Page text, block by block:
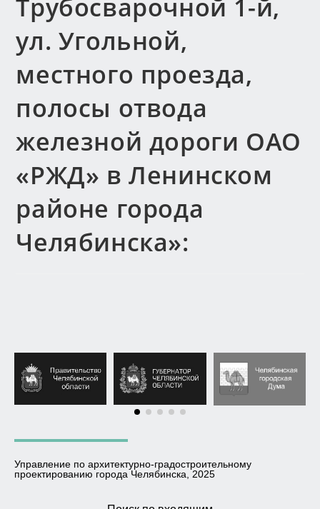
Трубосварочной 1-й,
ул. Угольной,
местного проезда,
полосы отвода
железной дороги ОАО
«РЖД» в Ленинском
районе города
Челябинска»:
Управление по архитектурно-градостроительному
проектированию города Челябинска, 2025